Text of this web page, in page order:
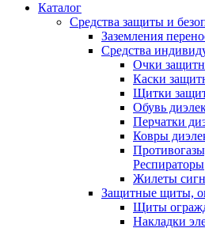
Каталог
Средства защиты и
Заземления
Средства
Очки
Каски
Щитки
Обувь
Перчатки
Ковры
Респираторы
Жилеты
Защитные щиты,
Щиты
Накладки